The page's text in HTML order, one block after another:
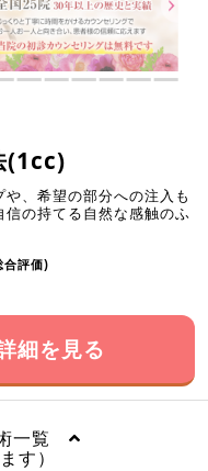
(1cc)
、希望の部分への注入も
の持てる自然な感触のふ
合評価)
細を見る
一覧
す）